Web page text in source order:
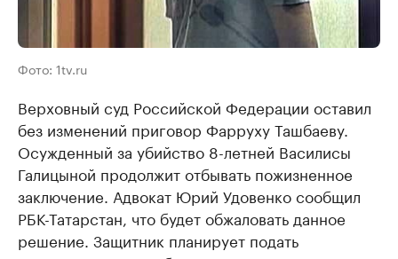
Фото: 1tv.ru
Верховный суд Российской Федерации оставил
без изменений приговор Фарруху Ташбаеву.
Осужденный за убийство 8-летней Василисы
Галицыной продолжит отбывать пожизненное
заключение. Адвокат Юрий Удовенко сообщил
РБК-Татарстан, что будет обжаловать данное
решение. Защитник планирует подать